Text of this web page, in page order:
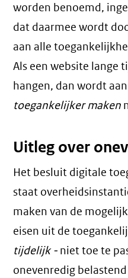
worden benoemd,
dat daarmee wordt
aan alle
Als een website lange
hangen, dan wordt
toegankelijker maken
Uitleg over
Het besluit digitale
staat
maken van de
eisen uit de
tijdelijk - niet toe te
onevenredig belastend